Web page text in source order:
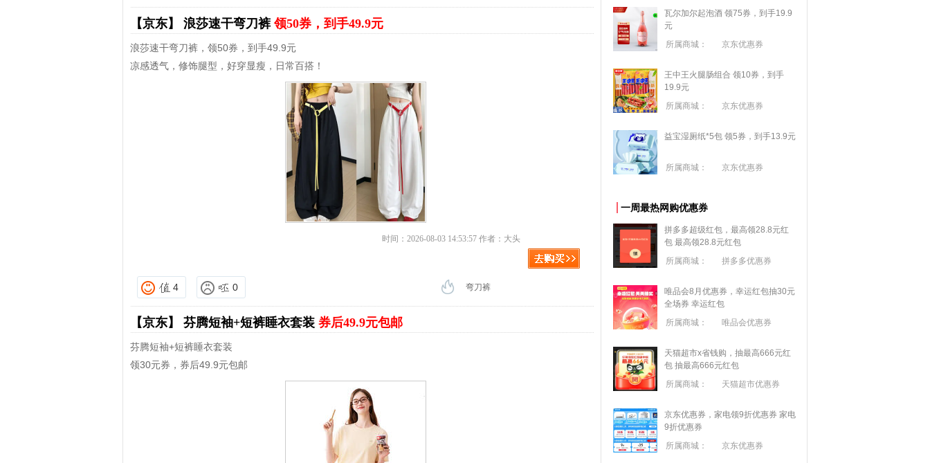
【京东】 浪莎速干弯刀裤领50券，到手49.9元
浪莎速干弯刀裤，领50券，到手49.9元
凉感透气，修饰腿型，好穿显瘦，日常百搭！
时间：2026-08-03 14:53:57 作者：大头
4 0 弯刀裤
【京东】 芬腾短袖+短裤睡衣套装 券后49.9元包邮
芬腾短袖+短裤睡衣套装
领30元券，券后49.9元包邮
瓦尔加尔起泡酒 领75券，到手19.9
元
所属商城：
京东优惠券
王中王火腿肠组合 领10券，到手
19.9元
所属商城：
京东优惠券
益宝湿厕纸*5包 领5券，到手13.9元
所属商城： 京东优惠券
一周最热网购优惠券
拼多多超级红包，最高领28.8元红
包 最高领28.8元红包
所属商城：
拼多多优惠券
唯品会8月优惠券，幸运红包抽30元
全场券 幸运红包
所属商城：
唯品会优惠券
天猫超市x省钱购，抽最高666元红
包 抽最高666元红包
所属商城：
天猫超市优惠券
京东优惠券，家电领9折优惠券 家电
9折优惠券
所属商城：
京东优惠券